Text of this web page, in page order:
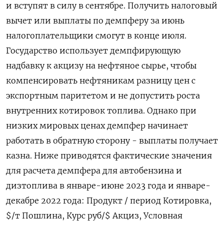
и вступят в силу в сентябре. Получить налоговый
вычет или выплаты по демпферу за июнь
налогоплательщики смогут в конце июля.
Государство использует демпфирующую
надбавку к акцизу на нефтяное сырье, чтобы
компенсировать нефтяникам разницу цен с
экспортным паритетом и не допустить роста
внутренних котировок топлива. Однако при
низких мировых ценах демпфер начинает
работать в обратную сторону - выплаты получает
казна. Ниже приводятся фактические значения
для расчета демпфера для автобензина и
дизтоплива в январе-июне 2023 года и январе-
декабре 2022 года: Продукт / период Котировка,
$/т Пошлина, Курс руб/$ Акциз, Условная